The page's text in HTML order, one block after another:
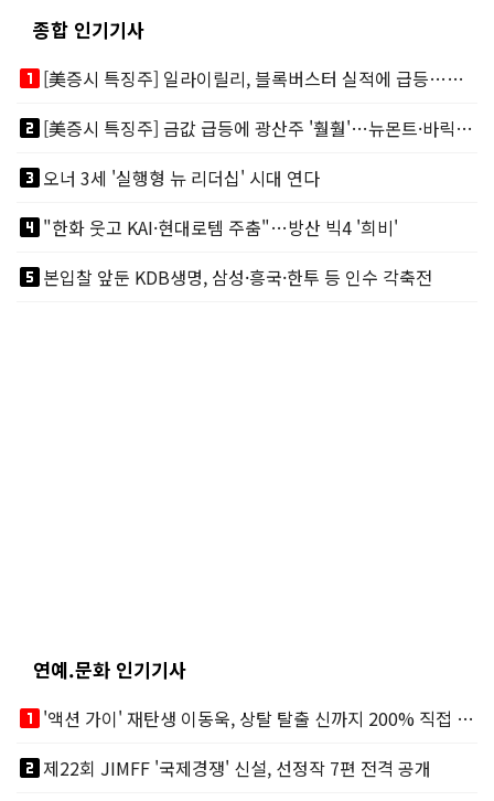
종합 인기기사
looks_one
[美증시 특징주] 일라이릴리, 블록버스터 실적에 급등…마운자로 매출 폭발
looks_two
[美증시 특징주] 금값 급등에 광산주 '훨훨'…뉴몬트·바릭마이닝 주도
looks_3오너 3세 '실행형 뉴 리더십' 시대 연다
looks_4"한화 웃고 KAI·현대로템 주춤"…방산 빅4 '희비'
looks_5본입찰 앞둔 KDB생명, 삼성·흥국·한투 등 인수 각축전
연예.문화 인기기사
looks_one
'액션 가이' 재탄생 이동욱, 상탈 탈출 신까지 200% 직접 소화
looks_two제22회 JIMFF '국제경쟁' 신설, 선정작 7편 전격 공개